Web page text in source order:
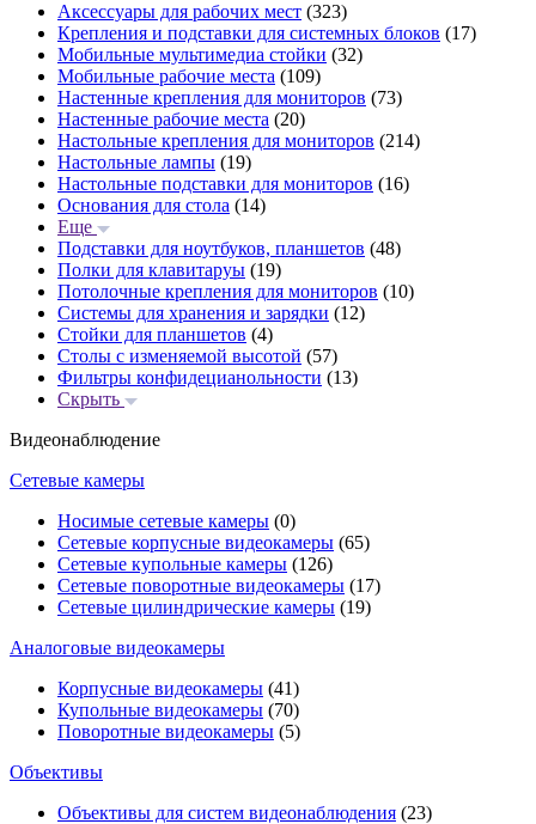
Аксессуары для рабочих мест (323)
Крепления и подставки для системных блоков (17)
Мобильные мультимедиа стойки (32)
Мобильные рабочие места (109)
Настенные крепления для мониторов (73)
Настенные рабочие места (20)
Настольные крепления для мониторов (214)
Настольные лампы (19)
Настольные подставки для мониторов (16)
Основания для стола (14)
Еще
Подставки для ноутбуков, планшетов (48)
Полки для клавитаруы (19)
Потолочные крепления для мониторов (10)
Системы для хранения и зарядки (12)
Стойки для планшетов (4)
Столы с изменяемой высотой (57)
Фильтры конфидецианольности (13)
Скрыть
Видеонаблюдение
Сетевые камеры
Носимые сетевые камеры (0)
Сетевые корпусные видеокамеры (65)
Сетевые купольные камеры (126)
Сетевые поворотные видеокамеры (17)
Сетевые цилиндрические камеры (19)
Аналоговые видеокамеры
Корпусные видеокамеры (41)
Купольные видеокамеры (70)
Поворотные видеокамеры (5)
Объективы
Объективы для систем видеонаблюдения (23)